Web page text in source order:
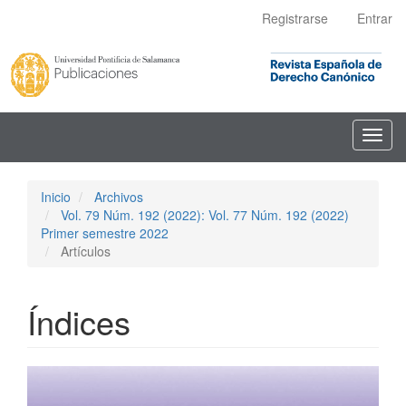
principal
Barra
lateral
Registrarse Entrar
Inicio
Archivos
Vol. 79 Núm. 192 (2022): Vol. 77 Núm. 192 (2022)
Primer semestre 2022
Artículos
Índices
Barra